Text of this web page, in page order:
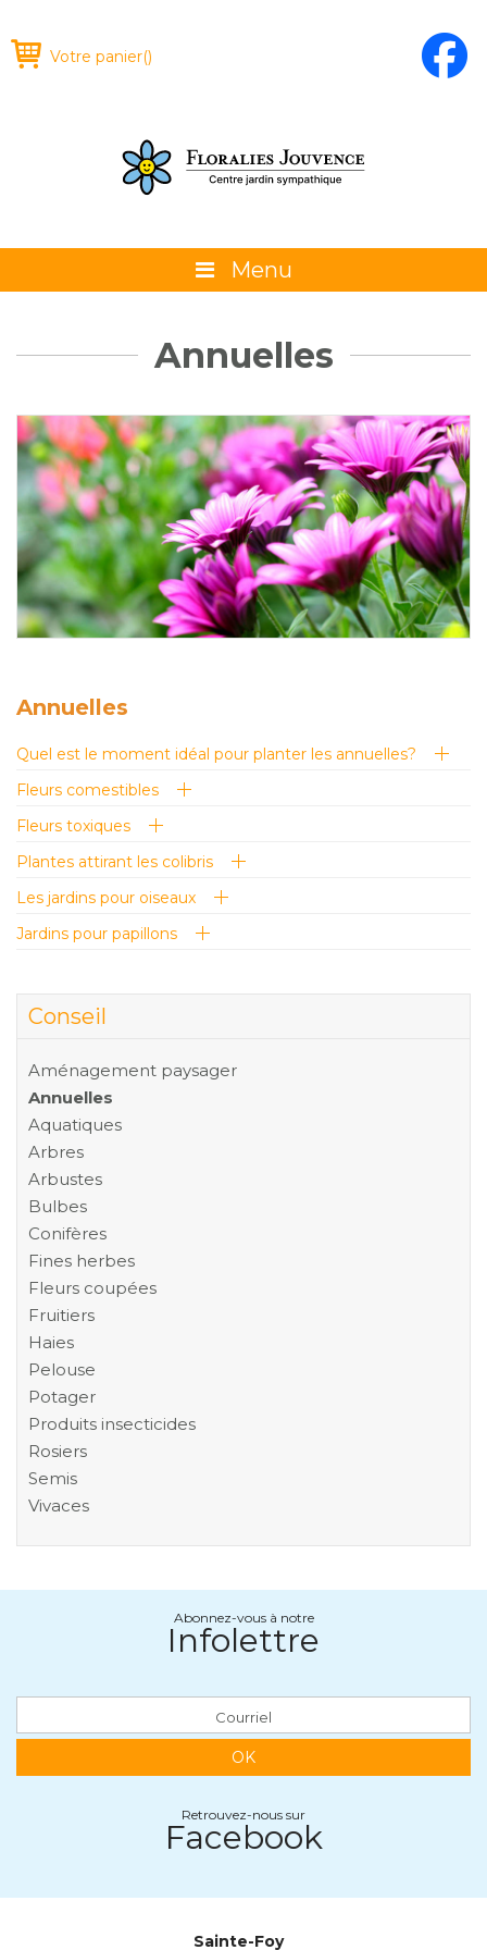
Votre panier()
Menu
La boutique
Conseils
Glossaire
Calendrier horticole
Emplois
Service à la clientèle
Annuelles
Annuelles
Quel est le moment idéal pour planter les annuelles?
Fleurs comestibles
Fleurs toxiques
Plantes attirant les colibris
Les jardins pour oiseaux
Jardins pour papillons
Conseil
Aménagement paysager
Annuelles
Aquatiques
Arbres
Arbustes
Bulbes
Conifères
Fines herbes
Fleurs coupées
Fruitiers
Haies
Pelouse
Potager
Produits insecticides
Rosiers
Semis
Vivaces
Abonnez-vous à notre
Infolettre
OK
Retrouvez-nous sur
Facebook
Sainte-Foy